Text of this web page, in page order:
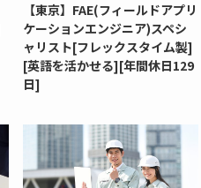
【東京】FAE(フィールドアプリ
ケーションエンジニア)スペシ
ャリスト[フレックスタイム製]
[英語を活かせる][年間休日129
日]